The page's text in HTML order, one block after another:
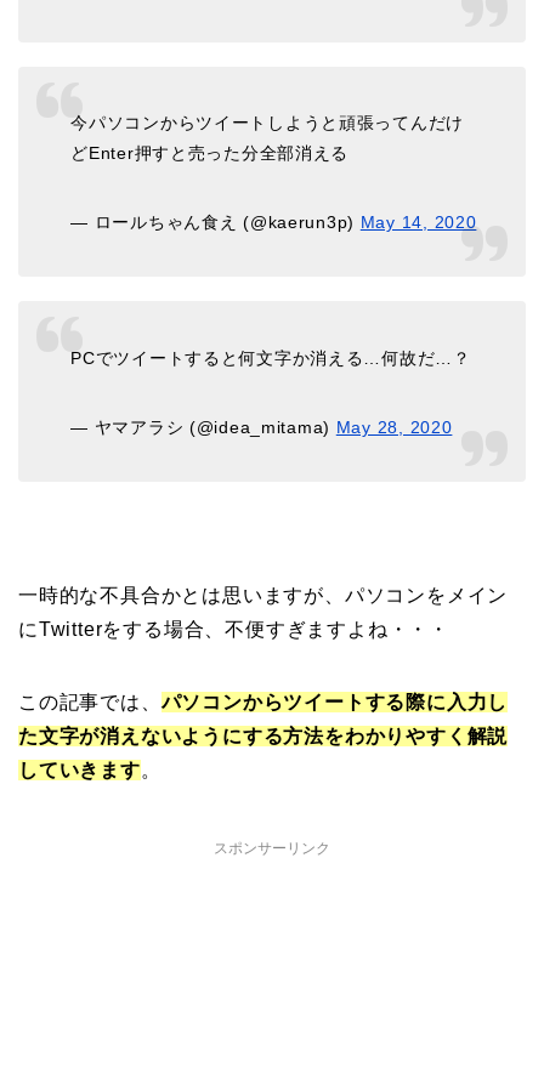
今パソコンからツイートしようと頑張ってんだけ
どEnter押すと売った分全部消える
— ロールちゃん食え (@kaerun3p) May 14, 2020
PCでツイートすると何文字か消える…何故だ…？
— ヤマアラシ (@idea_mitama) May 28, 2020
一時的な不具合かとは思いますが、パソコンをメイン
にTwitterをする場合、不便すぎますよね・・・
この記事では、パソコンからツイートする際に入力し
た文字が消えないようにする方法をわかりやすく解説
していきます。
スポンサーリンク